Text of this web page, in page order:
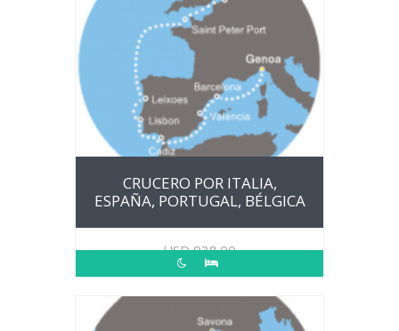
CRUCERO POR ITALIA,
ESPAÑA, PORTUGAL, BÉLGICA
USD938.00